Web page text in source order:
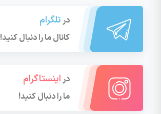
در تلگرام
کانال ما را دنبال کنید!
در اینستاگرام
ما را دنبال کنید!